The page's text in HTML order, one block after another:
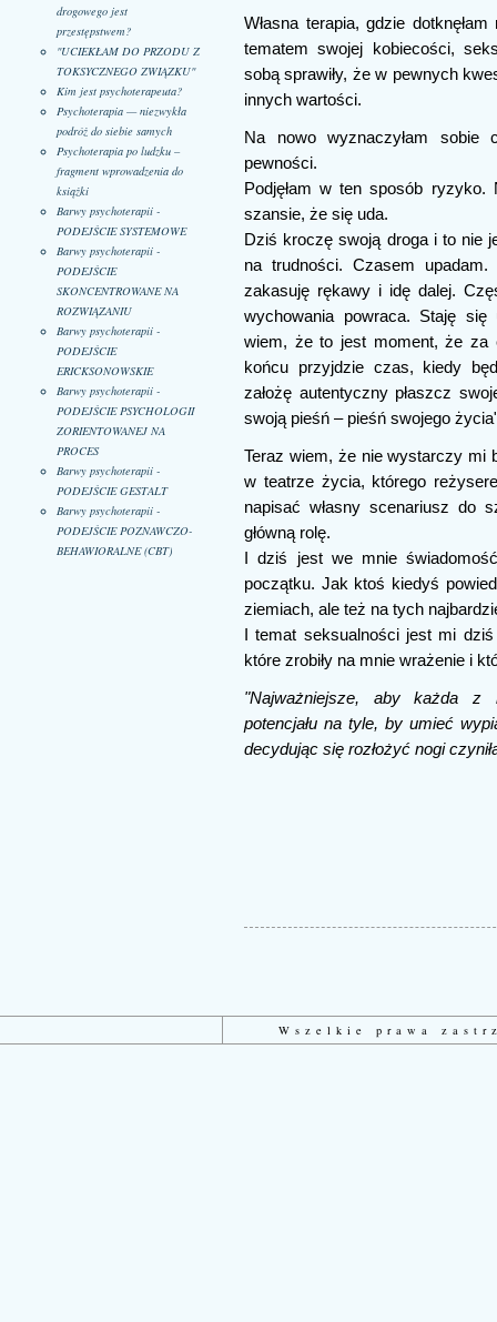
drogowego jest
przestępstwem?
"UCIEKŁAM DO PRZODU Z
TOKSYCZNEGO ZWIĄZKU"
Kim jest psychoterapeuta?
Psychoterapia — niezwykła
podróż do siebie samych
Psychoterapia po ludzku –
fragment wprowadzenia do
książki
Barwy psychoterapii -
PODEJŚCIE SYSTEMOWE
Barwy psychoterapii -
PODEJŚCIE
SKONCENTROWANE NA
ROZWIĄZANIU
Barwy psychoterapii -
PODEJŚCIE
ERICKSONOWSKIE
Barwy psychoterapii -
PODEJŚCIE PSYCHOLOGII
ZORIENTOWANEJ NA
PROCES
Barwy psychoterapii -
PODEJŚCIE GESTALT
Barwy psychoterapii -
PODEJŚCIE POZNAWCZO-
BEHAWIORALNE (CBT)
Własna terapia, gdzie
tematem swojej kobiecości,
sobą sprawiły, że w pewnych
innych wartości.
Na nowo wyznaczyłam
pewności.
Podjęłam w ten sposób ryzyko.
szansie, że się uda.
Dziś kroczę swoją droga i to nie
na trudności. Czasem
zakasuję rękawy i idę dalej.
wychowania powraca. Staję się
wiem, że to jest moment, że za
końcu przyjdzie czas, kiedy
założę autentyczny płaszcz
swoją pieśń – pieśń swojego
Teraz wiem, że nie wystarczy mi
w teatrze życia, którego
napisać własny scenariusz do
główną rolę.
I dziś jest we mnie
początku. Jak ktoś kiedyś
ziemiach, ale też na tych
I temat seksualności jest mi
które zrobiły na mnie wrażenie i
"Najważniejsze, aby każda z
potencjału na tyle, by umieć
decydując się rozłożyć nogi
Wszelkie prawa